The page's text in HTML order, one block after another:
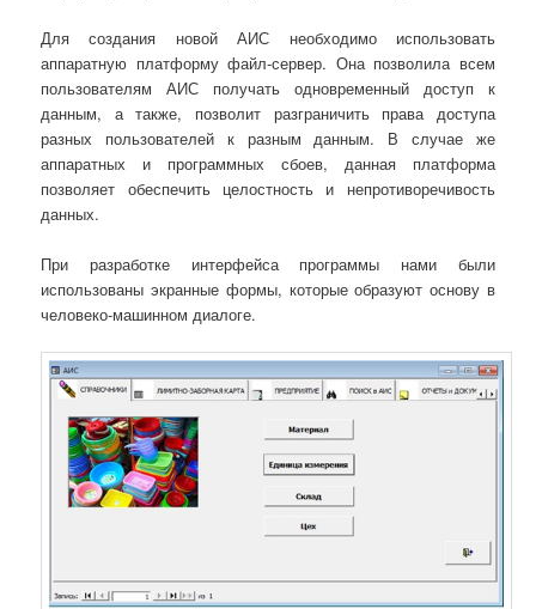
Для создания новой АИС необходимо использовать
аппаратную платформу файл-сервер. Она позволила всем
пользователям АИС получать одновременный доступ к
данным, а также, позволит разграничить права доступа
разных пользователей к разным данным. В случае же
аппаратных и программных сбоев, данная платформа
позволяет обеспечить целостность и непротиворечивость
данных.
При разработке интерфейса программы нами были
использованы экранные формы, которые образуют основу в
человеко-машинном диалоге.